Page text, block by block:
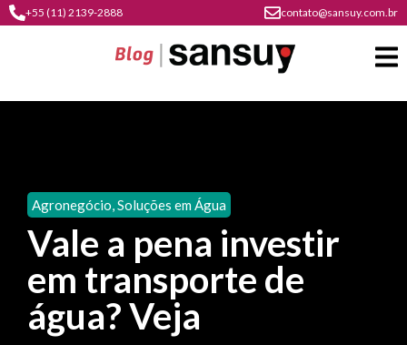
+55 (11) 2139-2888 contato@sansuy.com.br
contato
cultura
do
institucional
Agronegócio
psicultura
soluções
em
Coberturas
barracas
Agronegócio,Soluções em Água
Vale a pena investir
em transporte de
água? Veja